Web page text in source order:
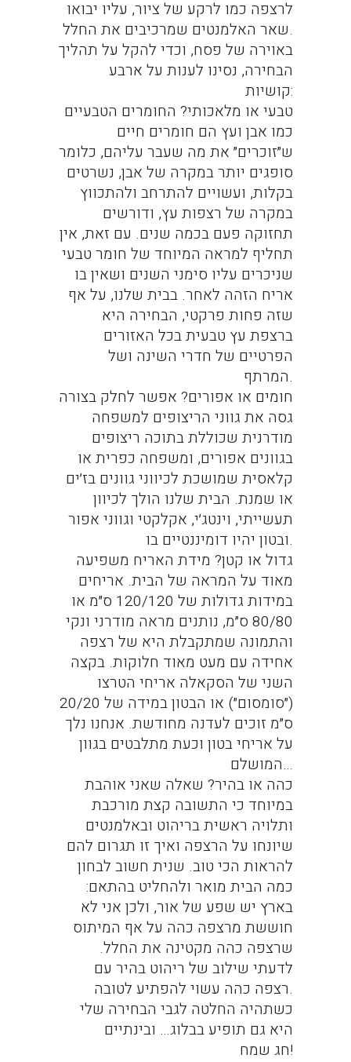
לרצפה כמו לרקע של ציור, עליו יבואו
שאר האלמנטים שמרכיבים את החלל.
באוירה של פסח, וכדי להקל על תהליך
הבחירה, נסינו לענות על ארבע
קושיות:
טבעי או מלאכותי? החומרים הטבעיים
כמו אבן ועץ הם חומרים חיים
ש״זוכרים״ את מה שעבר עליהם, כלומר
סופגים יותר במקרה של אבן, נשרטים
בקלות, ועשויים להתרחב ולהתכווץ
במקרה של רצפות עץ, ודורשים
תחזוקה פעם בכמה שנים. עם זאת, אין
תחליף למראה המיוחד של חומר טבעי
שניכרים עליו סימני השנים ושאין בו
אריח הזהה לאחר. בבית שלנו, על אף
שזה פחות פרקטי, הבחירה היא
ברצפת עץ טבעית בכל האזורים
הפרטיים של חדרי השינה ושל
המרתף.
חומים או אפורים? אפשר לחלק בצורה
גסה את גווני הריצופים למשפחה
מודרנית שכוללת בתוכה ריצופים
בגוונים אפורים, ומשפחה כפרית או
קלאסית שמושכת לכיווני גוונים בז׳ים
או שמנת. הבית שלנו הולך לכיוון
תעשייתי, וינטג׳י, אקלקטי וגווני אפור
ובטון יהיו דומיננטיים בו.
גדול או קטן? מידת האריח משפיעה
מאוד על המראה של הבית. אריחים
במידות גדולות של 120/120 ס״מ או
80/80 ס״מ, נותנים מראה מודרני ונקי
והתמונה שמתקבלת היא של רצפה
אחידה עם מעט מאוד חלוקות. בקצה
השני של הסקאלה אריחי הטרצו
(״סומסום״) או הבטון במידה של 20/20
ס״מ זוכים לעדנה מחודשת. אנחנו נלך
על אריחי בטון וכעת מתלבטים בגוון
המושלם…
כהה או בהיר? שאלה שאני אוהבת
במיוחד כי התשובה קצת מורכבת
ותלויה ראשית בריהוט ובאלמנטים
שיונחו על הרצפה ואיך זו תגרום להם
להראות הכי טוב. שנית חשוב לבחון
כמה הבית מואר ולהחליט בהתאם:
בארץ יש שפע של אור, ולכן אני לא
חוששת מרצפה כהה על אף המיתוס
שרצפה כהה מקטינה את החלל.
לדעתי שילוב של ריהוט בהיר עם
רצפה כהה עשוי להפתיע לטובה.
כשתהיה החלטה לגבי הבחירה שלי
היא גם תופיע בבלוג… ובינתיים
חג שמח!